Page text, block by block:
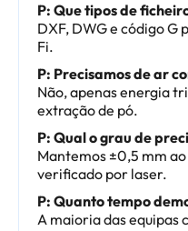
P: Que tipos de
DXF, DWG e código G
Fi.
P: Precisamos de ar
Não, apenas energia
extração de pó.
P: Qual o grau de
Mantemos ±0,5 mm
verificado por laser.
P: Quanto tempo
A maioria das equipas